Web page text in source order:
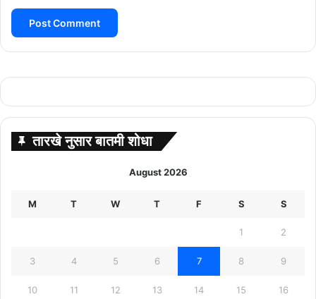
तारखे नुसार बातमी शोधा
August 2026
M T W T F S S
1 2
3 4 5 6 7 8 9
10 11 12 13 14 15 16